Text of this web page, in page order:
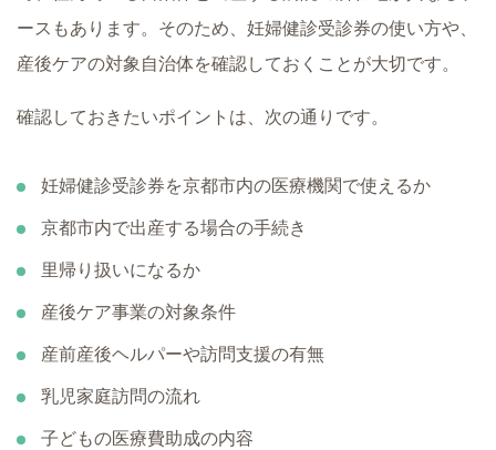
ースもあります。そのため、妊婦健診受診券の使い方や、
産後ケアの対象自治体を確認しておくことが大切です。
確認しておきたいポイントは、次の通りです。
妊婦健診受診券を京都市内の医療機関で使えるか
京都市内で出産する場合の手続き
里帰り扱いになるか
産後ケア事業の対象条件
産前産後ヘルパーや訪問支援の有無
乳児家庭訪問の流れ
子どもの医療費助成の内容